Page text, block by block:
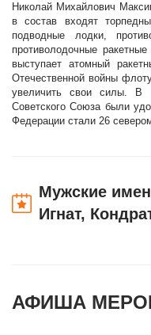
Николай Михайлович
в состав входят
подводные лодки,
противолодочные
выступает атомный
Отечественной войны
увеличить свои силы. В
Советского Союза были
Федерации стали 26
Мужские
Игнат,
АФИША